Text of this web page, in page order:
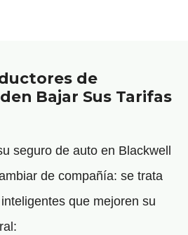
de
Bajar Sus Tarifas
seguro de auto en Blackwell
de compañía: se trata
que mejoren su